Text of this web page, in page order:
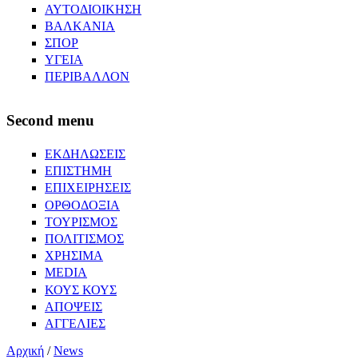
ΑΥΤΟΔΙΟΙΚΗΣΗ
ΒΑΛΚΑΝΙΑ
ΣΠΟΡ
ΥΓΕΙΑ
ΠΕΡΙΒΑΛΛΟΝ
Second menu
ΕΚΔΗΛΩΣΕΙΣ
ΕΠΙΣΤΗΜΗ
ΕΠΙΧΕΙΡΗΣΕΙΣ
ΟΡΘΟΔΟΞΙΑ
ΤΟΥΡΙΣΜΟΣ
ΠΟΛΙΤΙΣΜΟΣ
ΧΡΗΣΙΜΑ
MEDIA
ΚΟΥΣ ΚΟΥΣ
ΑΠΟΨΕΙΣ
ΑΓΓΕΛΙΕΣ
Αρχική /News